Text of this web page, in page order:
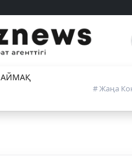
АЙМАҚ
# Жаңа